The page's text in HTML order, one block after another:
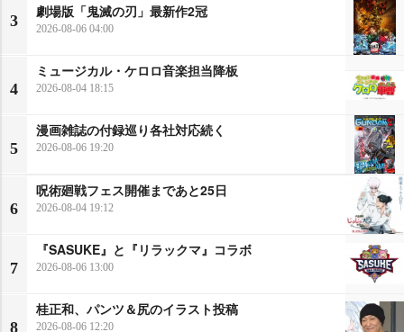
3
劇場版「鬼滅の刃」最新作2冠
2026-08-06 04:00
4
ミュージカル・ケロロ音楽担当降板
2026-08-04 18:15
5
漫画雑誌の付録巡り各社対応続く
2026-08-06 19:20
6
呪術廻戦フェス開催まであと25日
2026-08-04 19:12
7
『SASUKE』と『リラックマ』コラボ
2026-08-06 13:00
8
桂正和、パンツ＆尻のイラスト投稿
2026-08-06 12:20